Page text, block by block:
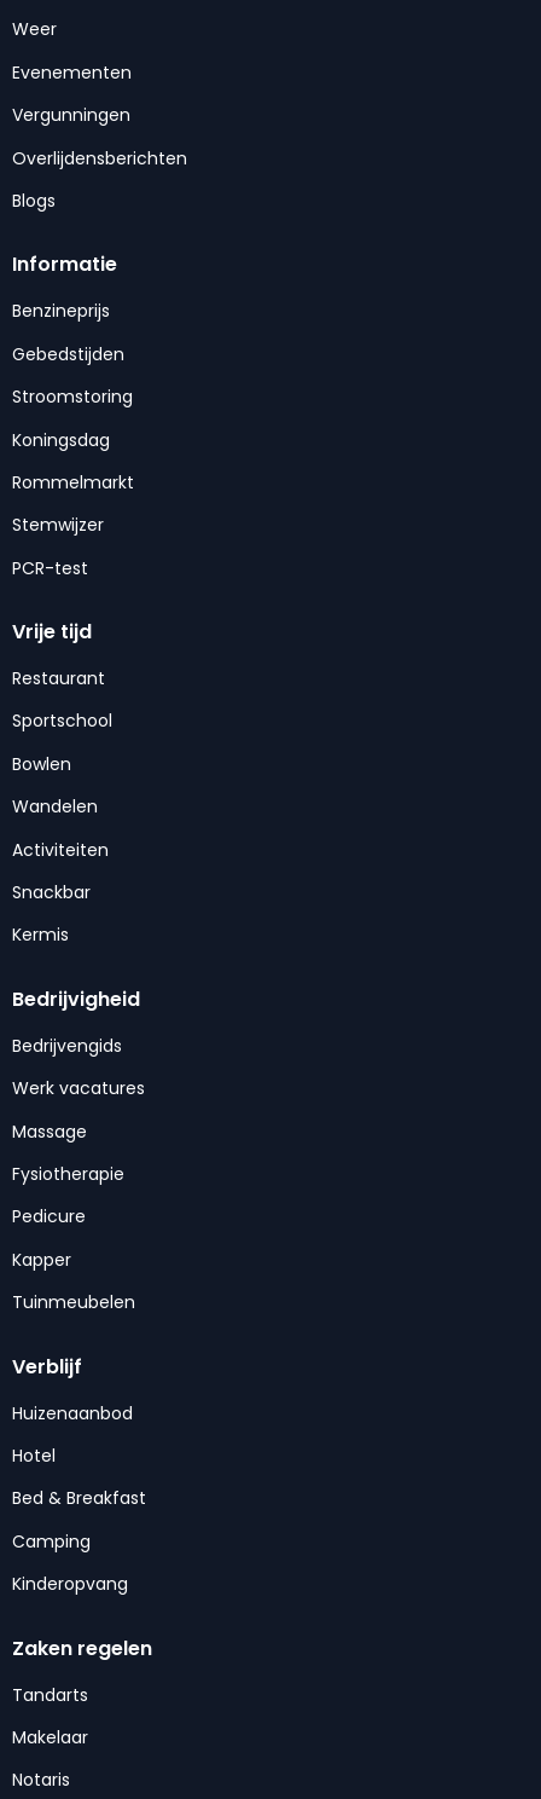
Weer
Evenementen
Vergunningen
Overlijdensberichten
Blogs
Informatie
Benzineprijs
Gebedstijden
Stroomstoring
Koningsdag
Rommelmarkt
Stemwijzer
PCR-test
Vrije tijd
Restaurant
Sportschool
Bowlen
Wandelen
Activiteiten
Snackbar
Kermis
Bedrijvigheid
Bedrijvengids
Werk vacatures
Massage
Fysiotherapie
Pedicure
Kapper
Tuinmeubelen
Verblijf
Huizenaanbod
Hotel
Bed & Breakfast
Camping
Kinderopvang
Zaken regelen
Tandarts
Makelaar
Notaris